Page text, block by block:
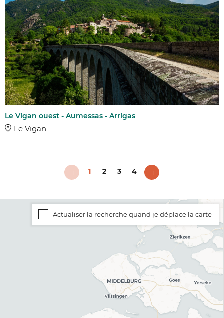
Le Vigan ouest - Aumessas - Arrigas
Le Vigan
1 2 3 4
Actualiser la recherche quand je déplace la carte